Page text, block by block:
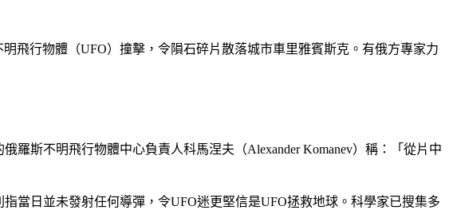
飛行物體（UFO）撞擊，令隕石碎片散落城市車里雅賓斯克。有俄方專家力
羅斯不明飛行物體中心負責人科馬涅夫（Alexander Komanev）稱：「從片中
當日並未發射任何導彈，令UFO迷更堅信是UFO拯救地球。科學家已搜集多